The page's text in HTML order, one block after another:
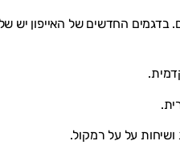
החדשים של האייפון יש
ושיחות על על רמקול.